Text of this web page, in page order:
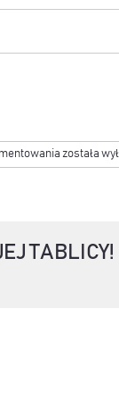
Pakiet
została
TABLICY!